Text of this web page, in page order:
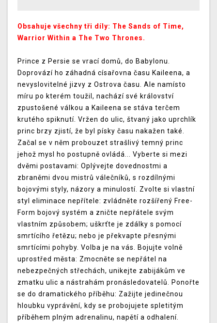
Obsahuje všechny tři díly: The Sands of Time,
Warrior Within a The Two Thrones.
Prince z Persie se vrací domů, do Babylonu.
Doprovází ho záhadná císařovna času Kaileena, a
nevyslovitelné jizvy z Ostrova času. Ale namísto
míru po kterém toužil, nachází své království
zpustošené válkou a Kaileena se stáva terčem
krutého spiknutí. Vržen do ulic, štvaný jako uprchlík
princ brzy zjistí, že byl písky času nakažen také.
Začal se v něm probouzet strašlivý temný princ
jehož mysl ho postupně ovládá... Vyberte si mezi
dvěmi postavami: Oplývejte dovednostmi a
zbraněmi dvou mistrů válečníků, s rozdílnými
bojovými styly, názory a minulostí. Zvolte si vlastní
styl eliminace nepřítele: zvládněte rozšířený Free-
Form bojový systém a zničte nepřátele svým
vlastním způsobem; uškrťte je zdálky s pomocí
smrtícího řetězu; nebo je překvapte přesnými
smrtícími pohyby. Volba je na vás. Bojujte volně
uprostřed města: Zmocněte se nepřátel na
nebezpečných střechách, unikejte zabijákům ve
zmatku ulic a nástrahám pronásledovatelů. Ponořte
se do dramatického příběhu: Zažijte jedinečnou
hloubku vyprávění, kdy se probojujete spletitým
příběhem plným adrenalinu, napětí a odhalení.